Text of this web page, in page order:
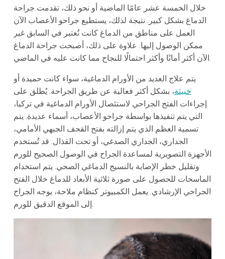
خلال الخمسة عشر عامًا الماضية أو نحو ذلك، تقدمت جراحة
الدماغ بشكل كبير. نتيجة لذلك، يستطيع جراحو الأعصاب الآن
العمل على مناطق من الدماغ كانت تُعتبر في السابق غير
ممكن الوصول إليها. علاوة على ذلك، أصبحت جراحة الدماغ
الآن أكثر أمانًا وأكثر احتمالًا للنجاح مما كانت عليه في الماضي.
يتم علاج العديد من الأورام الدماغية، سواء كانت حميدة أو
خبيثة، بشكل أكثر فعالية عن طريق الجراحة. يُطلق على
إجراءات الفتح الجراحي لاستئصال الأورام الدماغية في تركيا،
التي يتم تنفيذها بواسطة جراحو الأعصاب، أسماء عديدة. يتم
تسمية العظم الذي يتم إزالته بفتح القحف الجبهي الأمامي،
الجداري، الجداري الصدغي، أو تحت القذال. قد تُستخدم
الأجهزة التصويرية لمساعدة الجراح في الوصول الصحيح للورم
وتقليل خطر الإصابة بالنسيج الدماغي الصحي. يتم استخدام
الماسحات للحصول على صورة ثلاثية الأبعاد للدماغ خلال الفتح
الجراحي الإرشادي. يعمل الكمبيوتر كنظام ملاحة، يوجه الجراح
إلى الموقع الدقيق للورم.